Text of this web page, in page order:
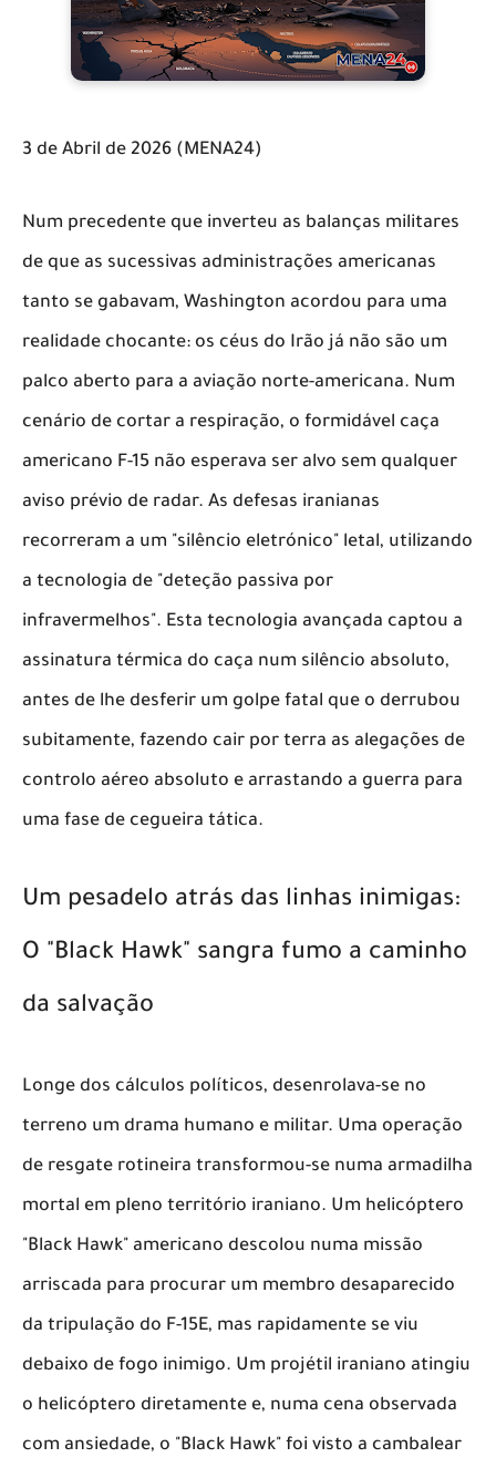
3 de Abril de 2026 (MENA24)
​Num precedente que inverteu as balanças militares
de que as sucessivas administrações americanas
tanto se gabavam, Washington acordou para uma
realidade chocante: os céus do Irão já não são um
palco aberto para a aviação norte-americana. Num
cenário de cortar a respiração, o formidável caça
americano F-15 não esperava ser alvo sem qualquer
aviso prévio de radar. As defesas iranianas
recorreram a um "silêncio eletrónico" letal, utilizando
a tecnologia de "deteção passiva por
infravermelhos". Esta tecnologia avançada captou a
assinatura térmica do caça num silêncio absoluto,
antes de lhe desferir um golpe fatal que o derrubou
subitamente, fazendo cair por terra as alegações de
controlo aéreo absoluto e arrastando a guerra para
uma fase de cegueira tática.
​Um pesadelo atrás das linhas inimigas:
O "Black Hawk" sangra fumo a caminho
da salvação
​Longe dos cálculos políticos, desenrolava-se no
terreno um drama humano e militar. Uma operação
de resgate rotineira transformou-se numa armadilha
mortal em pleno território iraniano. Um helicóptero
"Black Hawk" americano descolou numa missão
arriscada para procurar um membro desaparecido
da tripulação do F-15E, mas rapidamente se viu
debaixo de fogo inimigo. Um projétil iraniano atingiu
o helicóptero diretamente e, numa cena observada
com ansiedade, o "Black Hawk" foi visto a cambalear